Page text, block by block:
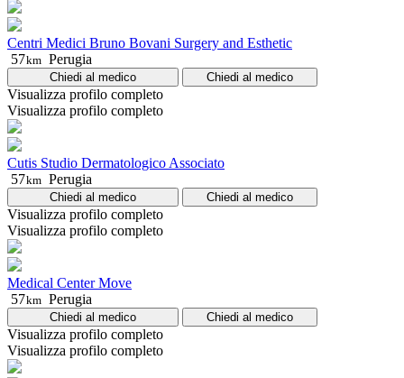
Centri Medici Bruno Bovani Surgery and Esthetic
57km Perugia
Chiedi al medico Chiedi al medico
Visualizza profilo completo
Visualizza profilo completo
Cutis Studio Dermatologico Associato
57km Perugia
Chiedi al medico Chiedi al medico
Visualizza profilo completo
Visualizza profilo completo
Medical Center Move
57km Perugia
Chiedi al medico Chiedi al medico
Visualizza profilo completo
Visualizza profilo completo